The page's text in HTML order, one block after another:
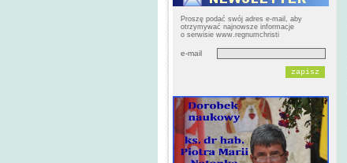
Proszę podać swój adres e-mail, aby
otrzymywać najnowsze informacje
o serwisie www.regnumchristi
e-mail